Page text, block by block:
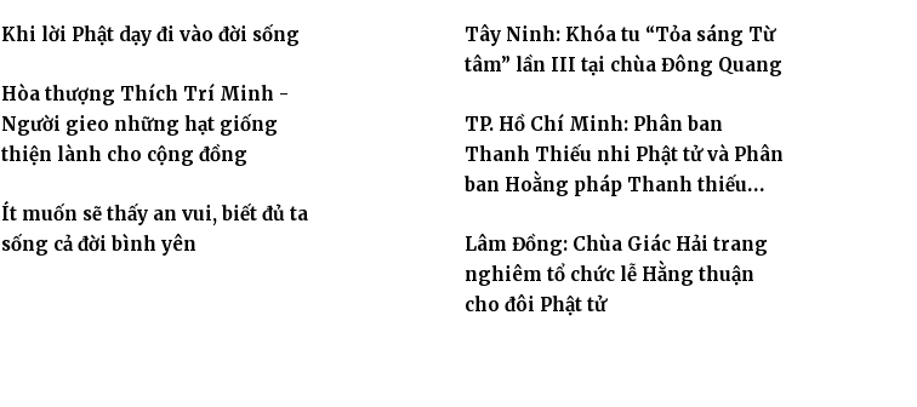
Khi lời Phật dạy đi vào đời sống
Hòa thượng Thích Trí Minh -
Người gieo những hạt giống
thiện lành cho cộng đồng
Ít muốn sẽ thấy an vui, biết đủ ta
sống cả đời bình yên
chức lễ phát nguyện quy y Tam bảo cho hơn 60 tu sinh.
Tây Ninh: Khóa tu “Tỏa sáng Từ
tâm” lần III tại chùa Đông Quang
TP. Hồ Chí Minh: Phân ban
Thanh Thiếu nhi Phật tử và Phân
ban Hoằng pháp Thanh thiếu
nhiệm kỳ IX (2022 – 2027)
Lâm Đồng: Chùa Giác Hải trang
nghiêm tổ chức lễ Hằng thuận
cho đôi Phật tử